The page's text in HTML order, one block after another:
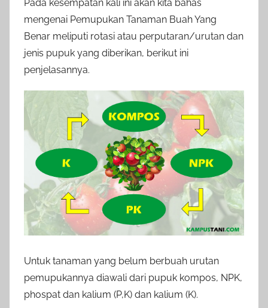
Pada kesempatan kali ini akan kita bahas
mengenai Pemupukan Tanaman Buah Yang
Benar meliputi rotasi atau perputaran/urutan dan
jenis pupuk yang diberikan, berikut ini
penjelasannya.
Untuk tanaman yang belum berbuah urutan
pemupukannya diawali dari pupuk kompos, NPK,
phospat dan kalium (P,K) dan kalium (K).